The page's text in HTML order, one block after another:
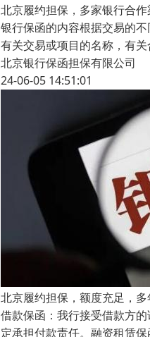
北京履约担保，多家银行合作
银行保函的内容根据交易的
有关交易或项目的名称，有
北京银行保函担保有限公司
24-06-05 14:51:01
北京履约担保，额度充足，
借款保函：我行接受借款方
定承担付款责任。融资租赁